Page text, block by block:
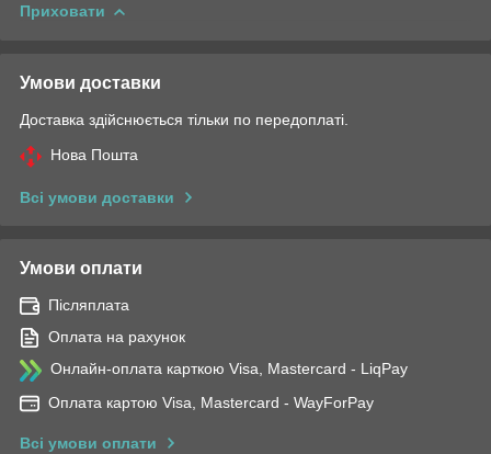
Приховати
Умови доставки
Доставка здійснюється тільки по передоплаті.
Нова Пошта
Всі умови доставки
Умови оплати
Післяплата
Оплата на рахунок
Онлайн-оплата карткою Visa, Mastercard - LiqPay
Оплата картою Visa, Mastercard - WayForPay
Всі умови оплати